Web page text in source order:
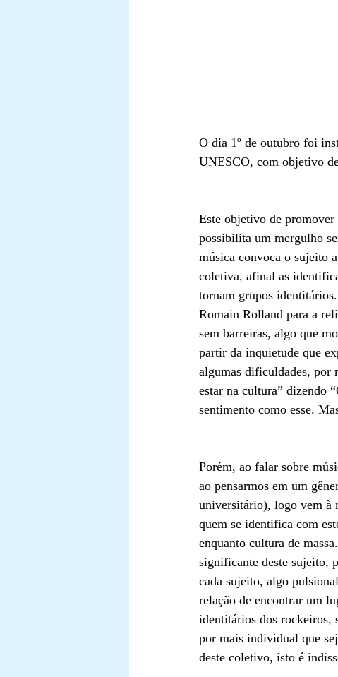
O dia 1º de outubro foi
UNESCO, com objetivo
Este objetivo de promover
possibilita um mergulho
música convoca o sujeito
coletiva, afinal as
tornam grupos
Romain Rolland para a
sem barreiras, algo que
partir da inquietude que
algumas dificuldades, por
estar na cultura” dizendo
sentimento como esse.
Porém, ao falar sobre
ao pensarmos em um
universitário), logo vem à
quem se identifica com
enquanto cultura de
significante deste sujeito,
cada sujeito, algo
relação de encontrar um
identitários dos rockeiros,
por mais individual que
deste coletivo, isto é